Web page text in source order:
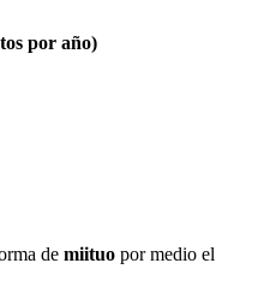
por año)
de miituo por medio el